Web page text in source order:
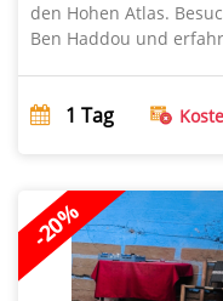
den Hohen Atlas.
Ben Haddou und
1 Tag
-20%